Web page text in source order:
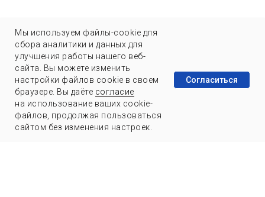
Мы используем файлы-cookie для
сбора аналитики и данных для
улучшения работы нашего веб-
сайта. Вы можете изменить
настройки файлов cookie в своем
браузере. Вы даёте согласие
на использование ваших cookie-
файлов, продолжая пользоваться
сайтом без изменения настроек.
Согласиться